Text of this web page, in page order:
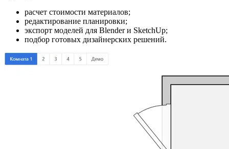
расчет стоимости материалов;
редактирование планировки;
экспорт моделей для Blender и SketchUp;
подбор готовых дизайнерских решений.